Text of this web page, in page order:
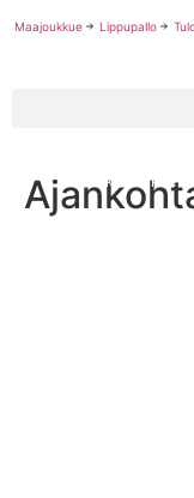
Maajoukkue Lippupallo
Jenkkifutiksen